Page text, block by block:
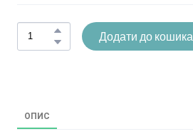
Додати до кошика
ОПИС